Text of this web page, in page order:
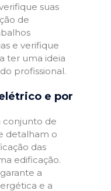
suas
de
e verifique
ter uma ideia
profissional.
e por
de
detalham o
das
edificação.
a
e a